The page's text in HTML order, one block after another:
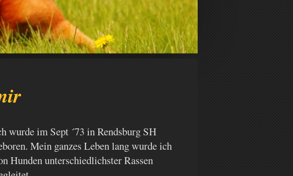
wurde im Sept ´73 in Rendsburg SH
Mein ganzes Leben lang wurde ich
Hunden unterschiedlichster Rassen